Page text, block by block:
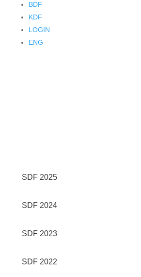
BDF
KDF
LOGIN
ENG
SDF 2025
SDF 2024
SDF 2023
SDF 2022